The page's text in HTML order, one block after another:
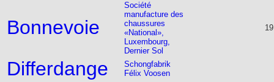
Bonnevoie
Société
manufacture des
chaussures
«National»,
Luxembourg,
Dernier Sol
Differdange
Schongfabrik
Félix Voosen